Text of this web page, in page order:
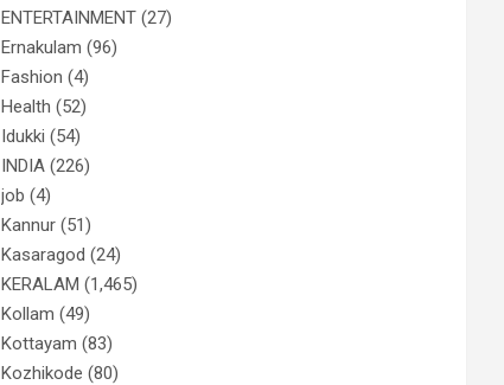
ENTERTAINMENT (27)
Ernakulam (96)
Fashion (4)
Health (52)
Idukki (54)
INDIA (226)
job (4)
Kannur (51)
Kasaragod (24)
KERALAM (1,465)
Kollam (49)
Kottayam (83)
Kozhikode (80)